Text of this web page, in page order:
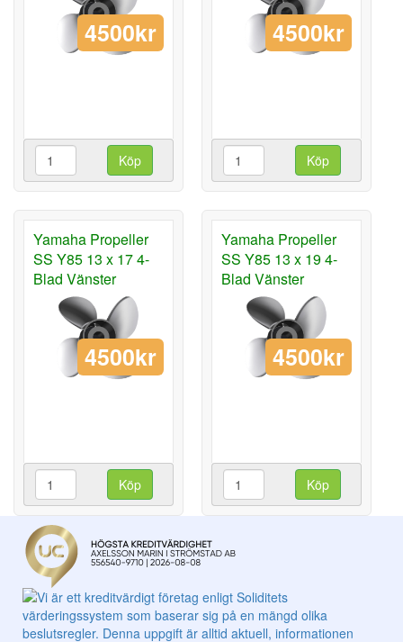
4500kr
Köp
4500kr
Köp
Yamaha Propeller
SS Y85 13 x 17 4-
Blad Vänster
4500kr
Köp
Yamaha Propeller
SS Y85 13 x 19 4-
Blad Vänster
4500kr
Köp